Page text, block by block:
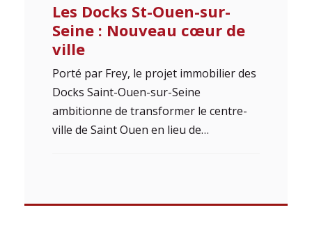
Les Docks St-Ouen-sur-
Seine : Nouveau cœur de
ville
Porté par Frey, le projet immobilier des
Docks Saint-Ouen-sur-Seine
ambitionne de transformer le centre-
ville de Saint Ouen en lieu de…